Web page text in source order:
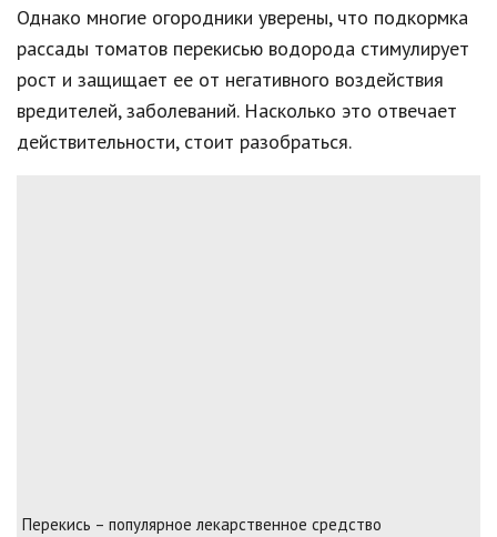
Однако многие огородники уверены, что подкормка
рассады томатов перекисью водорода стимулирует
рост и защищает ее от негативного воздействия
вредителей, заболеваний. Насколько это отвечает
действительности, стоит разобраться.
Перекись – популярное лекарственное средство